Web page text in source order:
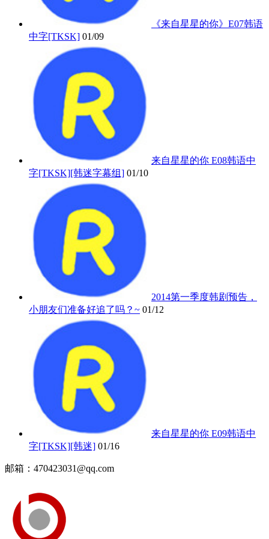
《来自星星的你》E07韩语
中字[TKSK] 01/09
来自星星的你 E08韩语中
字[TKSK][韩迷字幕组] 01/10
2014第一季度韩剧预告，
小朋友们准备好追了吗？~ 01/12
来自星星的你 E09韩语中
字[TKSK][韩迷] 01/16
邮箱：470423031@qq.com